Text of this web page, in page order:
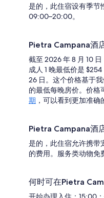
是的，此住宿设有季节
09:00–20:00。
Pietra Campana酒
截至 2026 年 8 月 10
成人 1 晚最低价是
26 日。这个价格基于
的最低每晚房价。价格
期 ，可以看到更加准确
Pietra Campana酒
是的，此住宿允许携带
的费用。服务类动物免
何时可在Pietra